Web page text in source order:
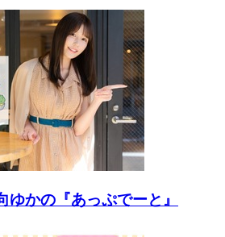
ゆかの『あっぷでーと』